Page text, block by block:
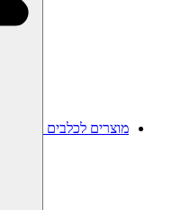
מוצרים לכלבים